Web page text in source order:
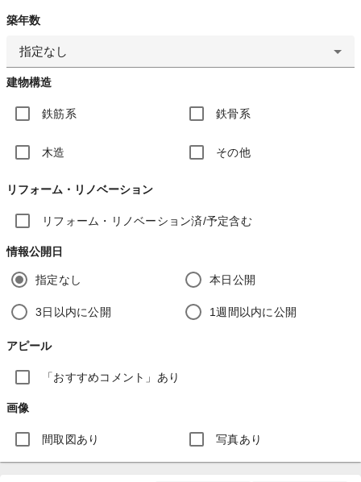
築年数
指定なし
建物構造
鉄筋系 鉄骨系
木造 その他
リフォーム・リノベーション
リフォーム・リノベーション済/予定含む
情報公開日
指定なし 本日公開
3日以内に公開 1週間以内に公開
アピール
「おすすめコメント」あり
画像
間取図あり 写真あり